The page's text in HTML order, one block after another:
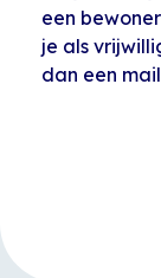
een
je als
dan een